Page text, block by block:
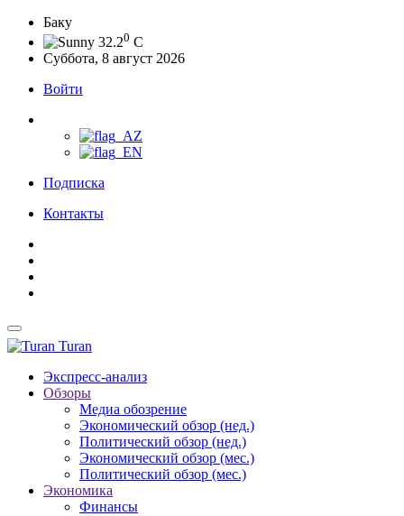
Баку
32.20 C
Суббота, 8 август 2026
Войти
Подписка
Контакты
Turan
Экспресс-анализ
Обзоры
Медиа обозрение
Экономический обзор (нед.)
Политический обзор (нед.)
Экономический обзор (мес.)
Политический обзор (мес.)
Экономика
Финансы